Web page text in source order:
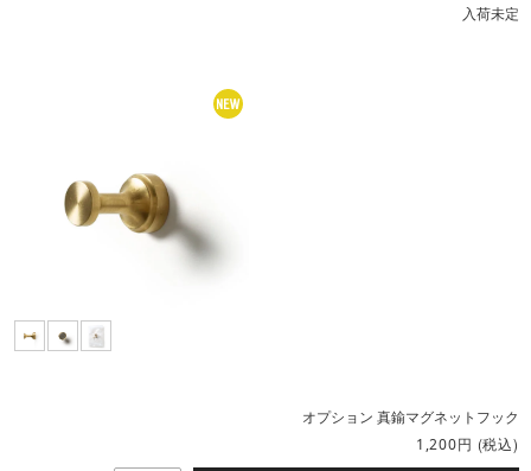
入荷未定
オプション 真鍮マグネットフック
1,200円 (税込)